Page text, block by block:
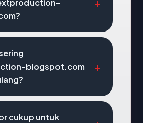
blogspot.com
cukup untuk